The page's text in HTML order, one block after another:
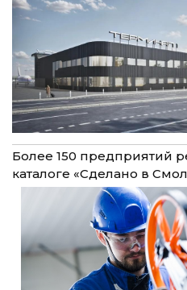
Более 150 предприятий
каталоге «Сделано в